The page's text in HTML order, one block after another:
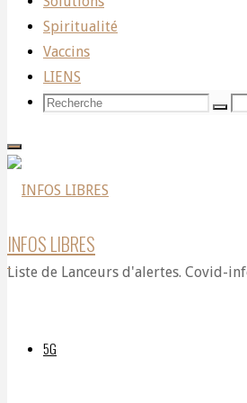
Spiritualité
Vaccins
LIENS
Recherche
Recherche
INFOS LIBRES
Liste de Lanceurs d'alertes. Covid-
5G